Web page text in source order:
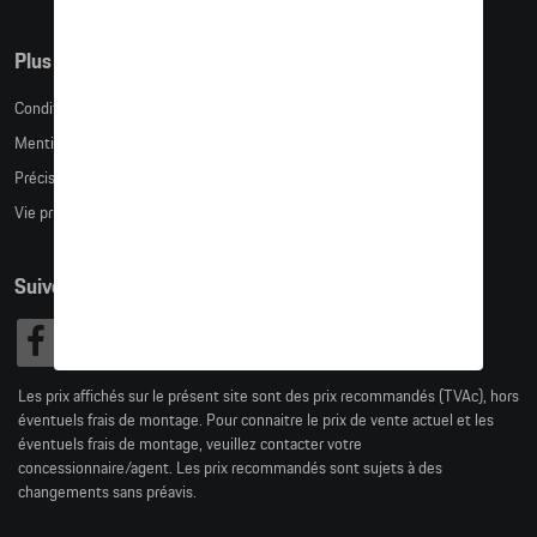
Plus d'informations
Conditions de vente
Mentions légales
Précision des tailles
Vie privée
Suivez nous
Les prix affichés sur le présent site sont des prix recommandés (TVAc), hors
éventuels frais de montage. Pour connaitre le prix de vente actuel et les
éventuels frais de montage, veuillez contacter votre
concessionnaire/agent. Les prix recommandés sont sujets à des
changements sans préavis.